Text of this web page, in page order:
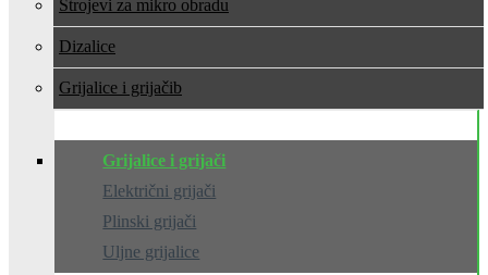
Strojevi za mikro obradu
Dizalice
Grijalice i grijači
Grijalice i grijači
Električni grijači
Plinski grijači
Uljne grijalice